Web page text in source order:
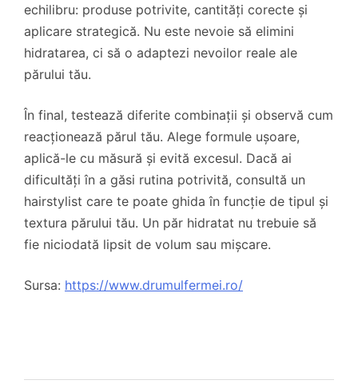
echilibru: produse potrivite, cantități corecte și
aplicare strategică. Nu este nevoie să elimini
hidratarea, ci să o adaptezi nevoilor reale ale
părului tău.
În final, testează diferite combinații și observă cum
reacționează părul tău. Alege formule ușoare,
aplică-le cu măsură și evită excesul. Dacă ai
dificultăți în a găsi rutina potrivită, consultă un
hairstylist care te poate ghida în funcție de tipul și
textura părului tău. Un păr hidratat nu trebuie să
fie niciodată lipsit de volum sau mișcare.
Sursa: https://www.drumulfermei.ro/